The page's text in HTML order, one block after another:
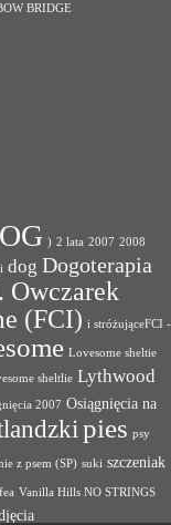
BRIDGE
) 2 lata 2007 2008
dog Dogoterapia
Owczarek
(FCI) i stróżująceFCI -
Lovesome sheltie
sheltlie Lythwood
2007 Osiągnięcia na
pies psy
z psem (SP) suki szczeniak
Vanilla Hills NO STRINGS